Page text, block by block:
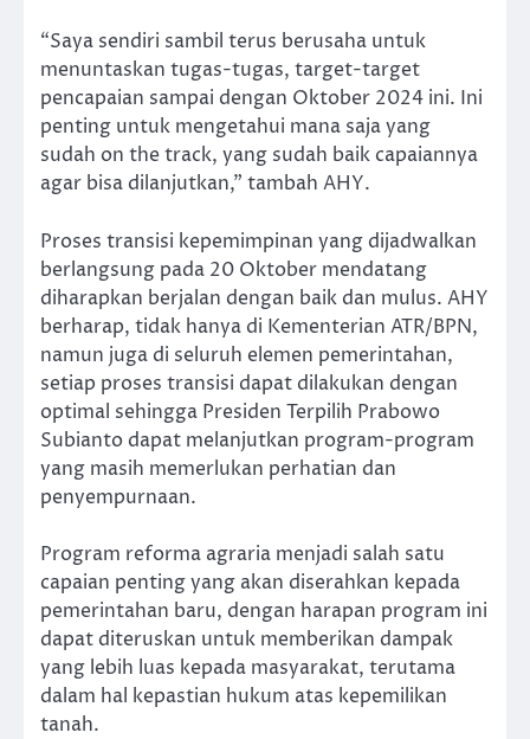
“Saya sendiri sambil terus berusaha untuk
menuntaskan tugas-tugas, target-target
pencapaian sampai dengan Oktober 2024 ini. Ini
penting untuk mengetahui mana saja yang
sudah on the track, yang sudah baik capaiannya
agar bisa dilanjutkan,” tambah AHY.
Proses transisi kepemimpinan yang dijadwalkan
berlangsung pada 20 Oktober mendatang
diharapkan berjalan dengan baik dan mulus. AHY
berharap, tidak hanya di Kementerian ATR/BPN,
namun juga di seluruh elemen pemerintahan,
setiap proses transisi dapat dilakukan dengan
optimal sehingga Presiden Terpilih Prabowo
Subianto dapat melanjutkan program-program
yang masih memerlukan perhatian dan
penyempurnaan.
Program reforma agraria menjadi salah satu
capaian penting yang akan diserahkan kepada
pemerintahan baru, dengan harapan program ini
dapat diteruskan untuk memberikan dampak
yang lebih luas kepada masyarakat, terutama
dalam hal kepastian hukum atas kepemilikan
tanah.